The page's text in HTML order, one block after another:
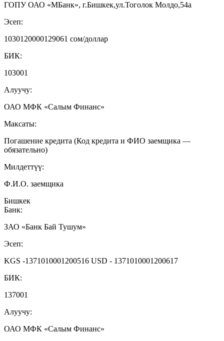
ГОПУ ОАО «МБанк», г.Бишкек,ул.Тоголок Молдо,54а
Эсеп:
1030120000129061 сом/доллар
БИК:
103001
Алуучу:
ОАО МФК «Салым Финанс»
Максаты:
Погашение кредита (Код кредита и ФИО заемщика —
обязательно)
Милдеттүү:
Ф.И.О. заемщика
Бишкек
Банк:
ЗАО «Банк Бай Тушум»
Эсеп:
KGS -1371010001200516 USD - 1371010001200617
БИК:
137001
Алуучу:
ОАО МФК «Салым Финанс»